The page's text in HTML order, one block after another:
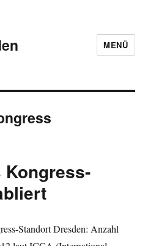
MENÜ
Kongress-
Standort Dresden: Anzahl